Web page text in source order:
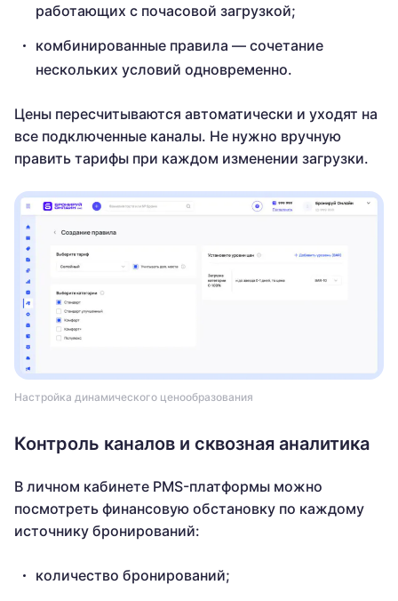
работающих с почасовой загрузкой;
комбинированные правила — сочетание
нескольких условий одновременно.
Цены пересчитываются автоматически и уходят на
все подключенные каналы. Не нужно вручную
править тарифы при каждом изменении загрузки.
Настройка динамического ценообразования
Контроль каналов и сквозная аналитика
В личном кабинете PMS-платформы можно
посмотреть финансовую обстановку по каждому
источнику бронирований:
количество бронирований;